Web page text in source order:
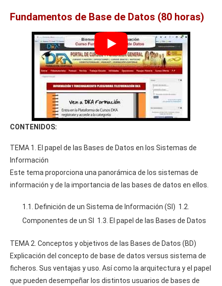
Fundamentos de Base de Datos (80 horas)
CONTENIDOS:
TEMA 1. El papel de las Bases de Datos en los Sistemas de
Información
Este tema proporciona una panorámica de los sistemas de
información y de la importancia de las bases de datos en ellos.
1.1. Definición de un Sistema de Información (SI) 1.2.
Componentes de un SI 1.3. El papel de las Bases de Datos
TEMA 2. Conceptos y objetivos de las Bases de Datos (BD)
Explicación del concepto de base de datos versus sistema de
ficheros. Sus ventajas y uso. Así como la arquitectura y el papel
que pueden desempeñar los distintos usuarios de bases de